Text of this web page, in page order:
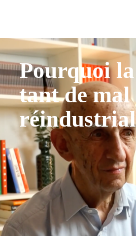
Pourquoi
tant de mal